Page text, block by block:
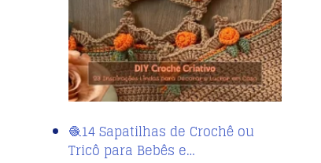
🧶14 Sapatilhas de Crochê ou
Tricô para Bebês e…